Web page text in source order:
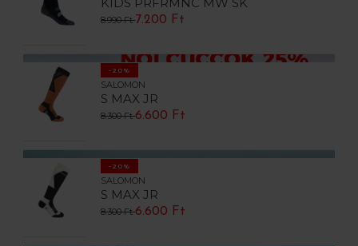
8.990 Ft7.200 Ft
-20%
SALOMON
S MAX JR
8.300 Ft6.600 Ft
-20%
SALOMON
S MAX JR
8.300 Ft6.600 Ft